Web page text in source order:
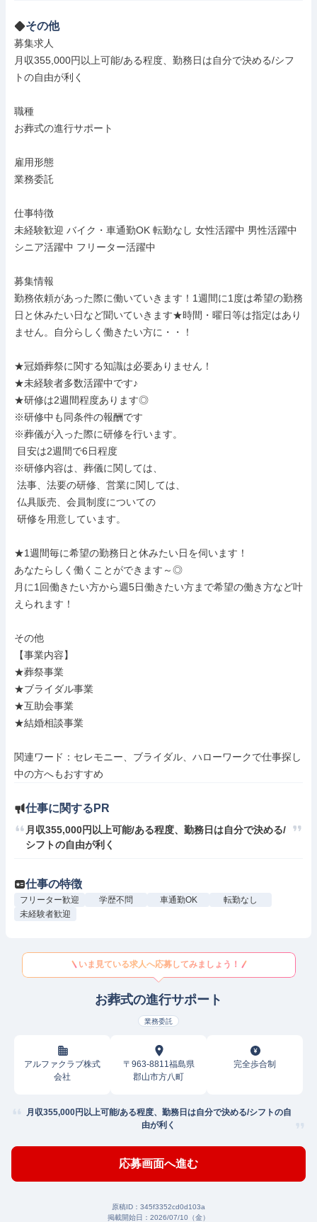
その他
募集求人
月収355,000円以上可能/ある程度、勤務日は自分で決める/シフ
トの自由が利く
職種
お葬式の進行サポート
雇用形態
業務委託
仕事特徴
未経験歓迎 バイク・車通勤OK 転勤なし 女性活躍中 男性活躍中
シニア活躍中 フリーター活躍中
募集情報
勤務依頼があった際に働いていきます！1週間に1度は希望の勤務
日と休みたい日など聞いていきます★時間・曜日等は指定はあり
ません。自分らしく働きたい方に・・！
★冠婚葬祭に関する知識は必要ありません！
★未経験者多数活躍中です♪
★研修は2週間程度あります◎
※研修中も同条件の報酬です
※葬儀が入った際に研修を行います。
※研修内容は、葬儀に関しては、
★1週間毎に希望の勤務日と休みたい日を伺います！
あなたらしく働くことができます～◎
月に1回働きたい方から週5日働きたい方まで希望の働き方など叶
えられます！
その他
【事業内容】
★葬祭事業
★ブライダル事業
★互助会事業
★結婚相談事業
関連ワード：セレモニー、ブライダル、ハローワークで仕事探し
中の方へもおすすめ
仕事に関するPR
月収355,000円以上可能/ある程度、勤務日は自分で決める/
シフトの自由が利く
仕事の特徴
フリーター歓迎 学歴不問 車通勤OK
転勤なし
未経験者歓迎
いま見ている求人へ応募してみましょう！
お葬式の進行サポート
業務委託
アルファクラブ株式
会社
〒963-8811福島県
郡山市方八町
完全歩合制
月収355,000円以上可能/ある程度、勤務日は自分で決める/シフトの自
由が利く
応募画面へ進む
原稿ID： 345f3352cd0d103a
掲載開始日： 2026/07/10（金）